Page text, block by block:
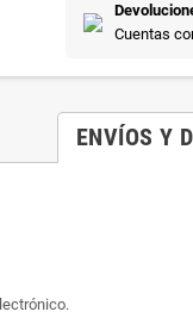
Cuentas
ENVÍOS Y